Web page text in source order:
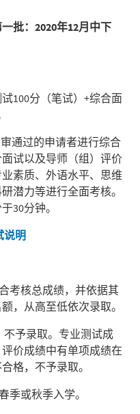
一批：2020年12月中下
100分（笔试）+综合面
通过的申请者进行综合
试以及导师（组）评价
素质、外语水平、思维
潜力等进行全面考核。
30分钟。
说明
考核总成绩，并依据其
，从高至低依次录取。
不予录取。专业测试成
价成绩中有单项成绩在
格，不予录取。
季或秋季入学。